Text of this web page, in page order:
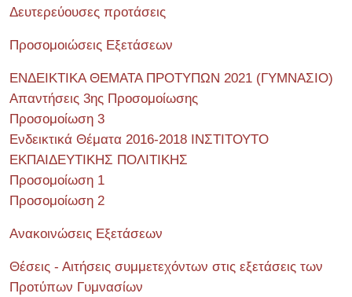
Δευτερεύουσες προτάσεις
Προσομοιώσεις Εξετάσεων
ΕΝΔΕΙΚΤΙΚΑ ΘΕΜΑΤΑ ΠΡΟΤΥΠΩΝ 2021 (ΓΥΜΝΑΣΙΟ)
Απαντήσεις 3ης Προσομοίωσης
Προσομοίωση 3
Ενδεικτικά Θέματα 2016-2018 ΙΝΣΤΙΤΟΥΤΟ
ΕΚΠΑΙΔΕΥΤΙΚΗΣ ΠΟΛΙΤΙΚΗΣ
Προσομοίωση 1
Προσομοίωση 2
Ανακοινώσεις Εξετάσεων
Θέσεις - Αιτήσεις συμμετεχόντων στις εξετάσεις των
Προτύπων Γυμνασίων